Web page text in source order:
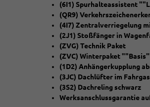
(6I1) Spurhalteassistent
(QR9)
(4I7) Zentralverriegelung
(2J1) Stoßfänger in
(ZVG) Technik Paket
(ZVC) Winterpaket
(1D2) Anhängerkupplung
(3JC) Dachlüfter im
(3S2) Dachreling schwarz
Werksanschlussgarantie